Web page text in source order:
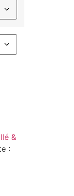
&
: